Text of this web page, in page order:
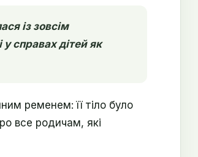
із зовсім
справах дітей як
ременем: її тіло було
все родичам, які